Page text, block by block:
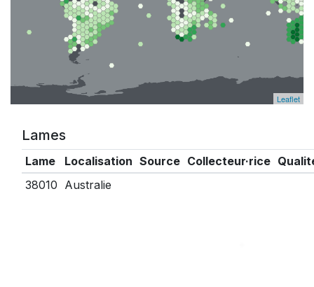
Leaflet
Lames
Lame Localisation Source Collecteur·rice
38010 Australie